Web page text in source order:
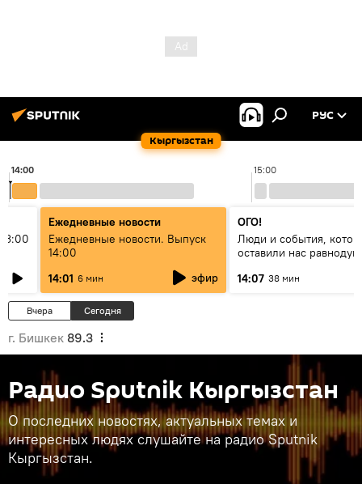
Кыргызстан
РУС
15:00
14:00
Ежедневные новости
Ежедневные новости. Выпуск
14:00
14:01 6 мин эфир
ОГО!
Люди и события,
оставили нас
14:07 38 мин
Вчера Сегодня
г. Бишкек 89.3
Радио Sputnik Кыргызстан
О последних новостях, актуальных темах и
интересных людях слушайте на радио Sputnik
Кыргызстан.